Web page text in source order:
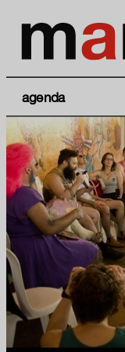
agenda